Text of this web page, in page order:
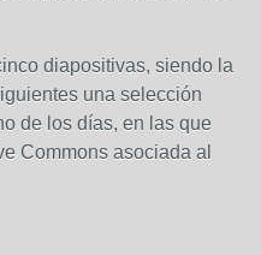
diapositivas, siendo la
una selección
de los días, en las que
Commons asociada al